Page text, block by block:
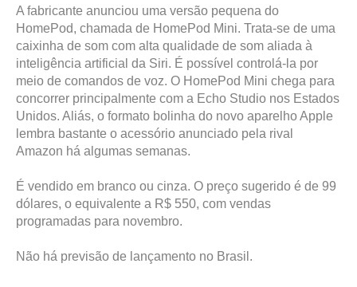
A fabricante anunciou uma versão pequena do
HomePod, chamada de HomePod Mini. Trata-se de uma
caixinha de som com alta qualidade de som aliada à
inteligência artificial da Siri. É possível controlá-la por
meio de comandos de voz. O HomePod Mini chega para
concorrer principalmente com a Echo Studio nos Estados
Unidos. Aliás, o formato bolinha do novo aparelho Apple
lembra bastante o acessório anunciado pela rival
Amazon há algumas semanas.
É vendido em branco ou cinza. O preço sugerido é de 99
dólares, o equivalente a R$ 550, com vendas
programadas para novembro.
Não há previsão de lançamento no Brasil.